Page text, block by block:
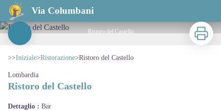
Via Columbani
Ristoro del Castello
Ristoro del Castello
Stampa
>>Iniziale>Ristorazione>Ristoro del Castello
Lombardia
Ristoro del Castello
Dettaglio : Bar